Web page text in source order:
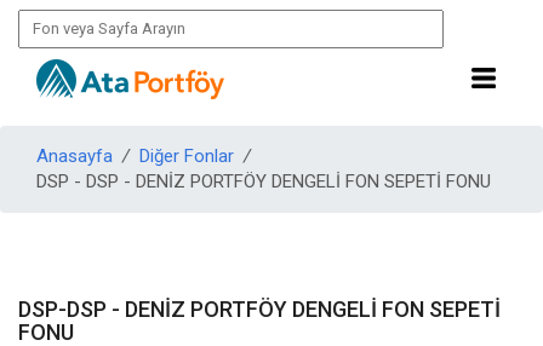
Anasayfa / Diğer Fonlar /
DSP - DSP - DENİZ PORTFÖY DENGELİ FON SEPETİ FONU
DSP-DSP - DENİZ PORTFÖY DENGELİ FON SEPETİ
FONU